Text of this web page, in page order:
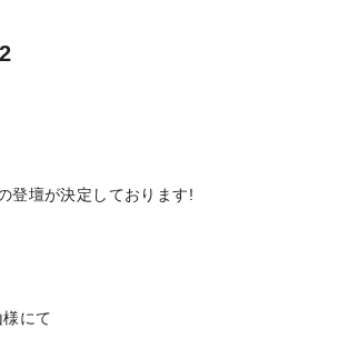
登壇が決定しております!
にて